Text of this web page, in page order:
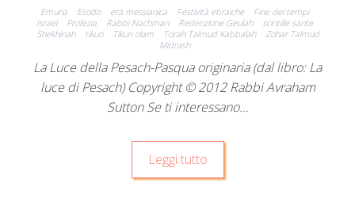
Emuna Esodo età messianica Festività ebraiche
Fine dei tempi
Israel
Profezia Rabbi Nachman Redenzione Geulah
scintille sante
Shekhinah
tikun Tikun olam Torah Talmud Kabbalah
Zohar Talmud
Midrash
La Luce della Pesach-Pasqua originaria (dal libro: La
luce di Pesach) Copyright © 2012 Rabbi Avraham
Sutton Se ti interessano…
Leggi tutto